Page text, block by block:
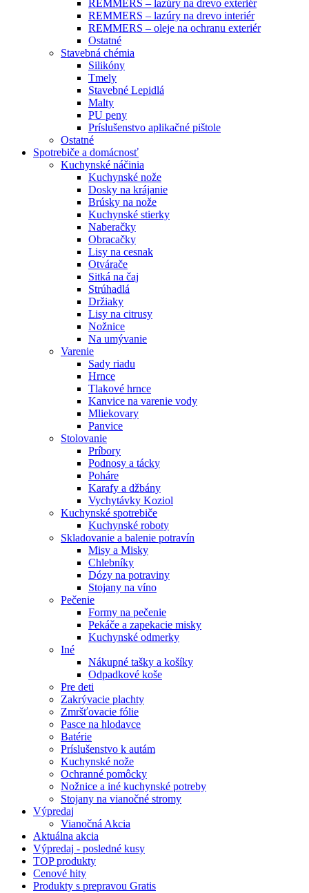
REMMERS – lazúry na drevo exteriér
REMMERS – lazúry na drevo interiér
REMMERS – oleje na ochranu exteriér
Ostatné
Stavebná chémia
Silikóny
Tmely
Stavebné Lepidlá
Malty
PU peny
Príslušenstvo aplikačné pištole
Ostatné
Spotrebiče a domácnosť
Kuchynské náčinia
Kuchynské nože
Dosky na krájanie
Brúsky na nože
Kuchynské stierky
Naberačky
Obracačky
Lisy na cesnak
Otvárače
Sitká na čaj
Strúhadlá
Držiaky
Lisy na citrusy
Nožnice
Na umývanie
Varenie
Sady riadu
Hrnce
Tlakové hrnce
Kanvice na varenie vody
Mliekovary
Panvice
Stolovanie
Príbory
Podnosy a tácky
Poháre
Karafy a džbány
Vychytávky Koziol
Kuchynské spotrebiče
Kuchynské roboty
Skladovanie a balenie potravín
Misy a Misky
Chlebníky
Dózy na potraviny
Stojany na víno
Pečenie
Formy na pečenie
Pekáče a zapekacie misky
Kuchynské odmerky
Iné
Nákupné tašky a košíky
Odpadkové koše
Pre deti
Zakrývacie plachty
Zmršťovacie fólie
Pasce na hlodavce
Batérie
Príslušenstvo k autám
Kuchynské nože
Ochranné pomôcky
Nožnice a iné kuchynské potreby
Stojany na vianočné stromy
Výpredaj
Vianočná Akcia
Aktuálna akcia
Výpredaj - posledné kusy
TOPprodukty
Cenové hity
Produkty s prepravou Gratis